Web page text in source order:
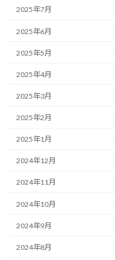
2025年7月
2025年6月
2025年5月
2025年4月
2025年3月
2025年2月
2025年1月
2024年12月
2024年11月
2024年10月
2024年9月
2024年8月